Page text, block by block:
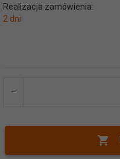
Realizacja zamówienia:
2 dni